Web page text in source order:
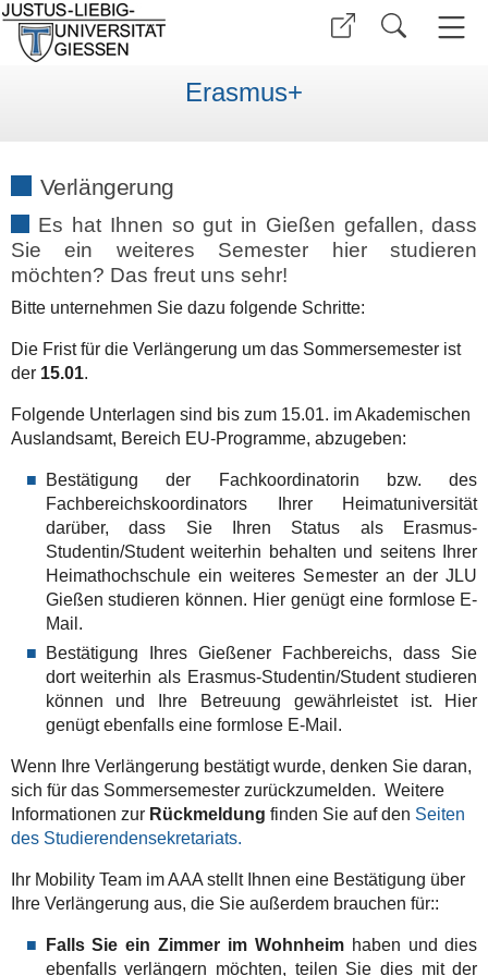
Erasmus+
Verlängerung
Es hat Ihnen so gut in Gießen gefallen, dass
Sie ein weiteres Semester hier studieren
möchten? Das freut uns sehr!
Bitte unternehmen Sie dazu folgende Schritte:
Die Frist für die Verlängerung um das Sommersemester ist
der 15.01.
Folgende Unterlagen sind bis zum 15.01. im Akademischen
Auslandsamt, Bereich EU-Programme, abzugeben:
Bestätigung der Fachkoordinatorin bzw. des
Fachbereichskoordinators Ihrer Heimatuniversität
darüber, dass Sie Ihren Status als Erasmus-
Studentin/Student weiterhin behalten und seitens Ihrer
Heimathochschule ein weiteres Semester an der JLU
Gießen studieren können. Hier genügt eine formlose E-
Mail.
Bestätigung Ihres Gießener Fachbereichs, dass Sie
dort weiterhin als Erasmus-Studentin/Student studieren
können und Ihre Betreuung gewährleistet ist. Hier
genügt ebenfalls eine formlose E-Mail.
Wenn Ihre Verlängerung bestätigt wurde, denken Sie daran,
sich für das Sommersemester zurückzumelden. Weitere
Informationen zur Rückmeldung finden Sie auf den Seiten
des Studierendensekretariats.
Ihr Mobility Team im AAA stellt Ihnen eine Bestätigung über
Ihre Verlängerung aus, die Sie außerdem brauchen für::
Falls Sie ein Zimmer im Wohnheimhaben und dies
ebenfalls verlängern möchten, teilen Sie dies mit der